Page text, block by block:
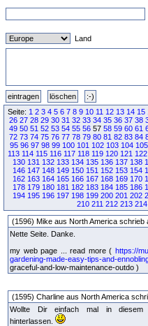
Land
Seite: 1 2 3 4 5 6 7 8 9 10 11 12 13 14 15
26 27 28 29 30 31 32 33 34 35 36 37 38
49 50 51 52 53 54 55 56 57 58 59 60 61
72 73 74 75 76 77 78 79 80 81 82 83 84
95 96 97 98 99 100 101 102 103 104 105
113 114 115 116 117 118 119 120 121 122
130 131 132 133 134 135 136 137 138
146 147 148 149 150 151 152 153 154
162 163 164 165 166 167 168 169 170
178 179 180 181 182 183 184 185 186
194 195 196 197 198 199 200 201 202
210 211 212 213 214
(1596) Mike aus North America schrieb
Nette Seite. Danke.
my web page ... read more ( https://
gardening-made-easy-tips-and-
graceful-and-low-maintenance-outdo )
(1595) Charline aus North America
Wollte Dir einfach mal in diesem
hinterlassen.